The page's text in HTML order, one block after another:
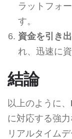
ラットフォ
す。
資金を引き
れ、迅速に
結論
以上のように、
に対応する強
リアルタイム